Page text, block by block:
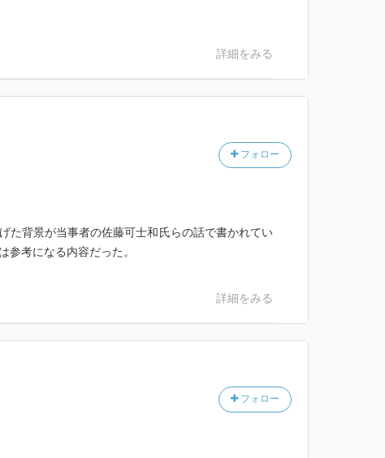
詳細をみる
フォロー
た背景が当事者の佐藤可士和氏らの話で書かれてい
参考になる内容だった。
詳細をみる
フォロー